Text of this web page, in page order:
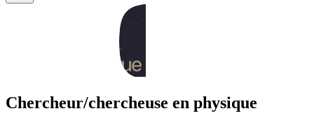
Chercheur/chercheuse en physique